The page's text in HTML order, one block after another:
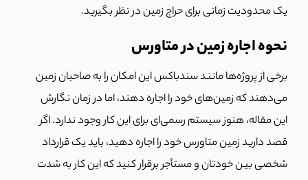
یک محدودیت زمانی برای حراج زمین در نظر بگیرید.
نحوه اجاره زمین در متاورس
برخی از پروژه‌ها مانند سندباکس این امکان را به صاحبان زمین
می‌دهند که زمین‌های خود را اجاره دهند، اما در زمان نگارش
این مقاله، هنوز سیستم رسمی‌ای برای این کار وجود ندارد. اگر
قصد دارید زمین متاورس خود را اجاره دهید، باید یک قرارداد
شخصی بین خودتان و مستأجر برقرار کنید که این کار به شدت